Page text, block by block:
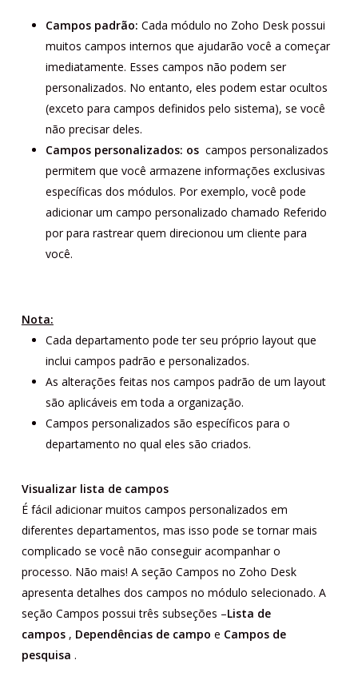
Campos padrão: Cada módulo no Zoho Desk possui
muitos campos internos que ajudarão você a começar
imediatamente. Esses campos não podem ser
personalizados. No entanto, eles podem estar ocultos
(exceto para campos definidos pelo sistema), se você
não precisar deles.
Campos personalizados: oscampos personalizados
permitem que você armazene informações exclusivas
específicas dos módulos. Por exemplo, você pode
adicionar um campo personalizado chamado Referido
porpara rastrear quem direcionou um cliente para
você.
Nota:
Cada departamento pode ter seu próprio layout que
inclui campos padrão e personalizados.
As alterações feitas nos campos padrão de um layout
são aplicáveis ​​em toda a organização.
Campos personalizados são específicos para o
departamento no qual eles são criados.
Visualizar lista de campos
É fácil adicionar muitos campos personalizados em
diferentes departamentos, mas isso pode se tornar mais
complicado se você não conseguir acompanhar o
processo. Não mais! A seção Campos no Zoho Desk
apresenta detalhes dos campos no módulo selecionado. A
seção Campos possui três subseções –Lista de
campos, Dependências de campo e Campos de
pesquisa .